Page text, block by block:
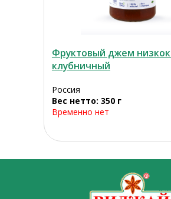
Фруктовый джем
клубничный
Россия
Вес нетто: 350 г
Временно нет